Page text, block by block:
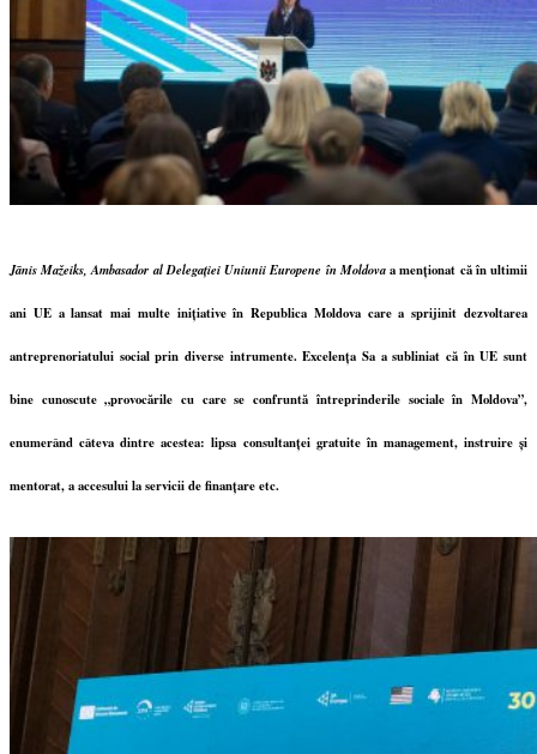
Jānis Mažeiks, Ambasador al Delegației Uniunii Europene în Moldovaa menționat că în ultimii
ani UE a lansat mai multe inițiative în Republica Moldova care a sprijinit dezvoltarea
antreprenoriatului social prin diverse intrumente.Excelența Sa a subliniat că în UE sunt
bine cunoscute „provocările cu care se confruntă întreprinderile sociale în Moldova”,
enumerând câteva dintre acestea: lipsa consultanței gratuite în management, instruire și
mentorat, a accesului la servicii de finanțare etc.